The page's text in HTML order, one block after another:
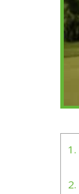
1.
2.